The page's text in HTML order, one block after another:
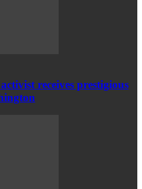
receives prestigious